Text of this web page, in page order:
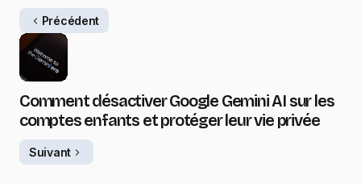
Précédent
Comment désactiver Google Gemini AI sur les
comptes enfants et protéger leur vie privée
Suivant